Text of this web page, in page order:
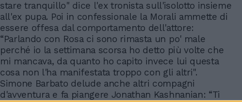
stare tranquillo" dice l'ex tronista sull'isolotto insieme
all'ex pupa. Poi in confessionale la Morali ammette di
essere offesa dal comportamento dell'attore:
“Parlando con Rosa ci sono rimasta un po' male
perché io la settimana scorsa ho detto più volte che
mi mancava, da quanto ho capito invece lui questa
cosa non l'ha manifestata troppo con gli altri".
Simone Barbato delude anche altri compagni
d'avventura e fa piangere Jonathan Kashnanian: “Ti